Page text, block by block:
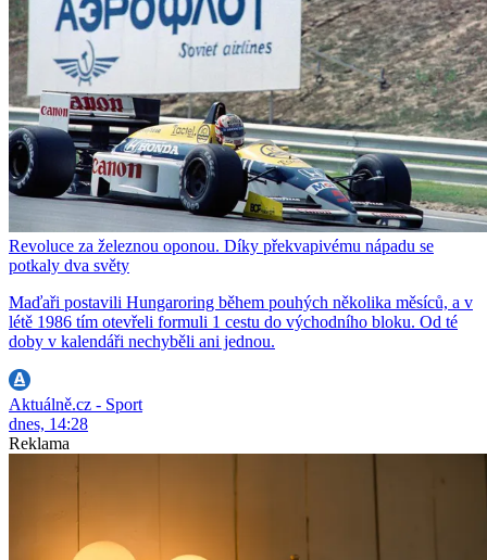
Revoluce za železnou oponou. Díky překvapivému nápadu se
potkaly dva světy
Maďaři postavili Hungaroring během pouhých několika měsíců, a v
létě 1986 tím otevřeli formuli 1 cestu do východního bloku. Od té
doby v kalendáři nechyběli ani jednou.
Aktuálně.cz - Sport
dnes, 14:28
Reklama